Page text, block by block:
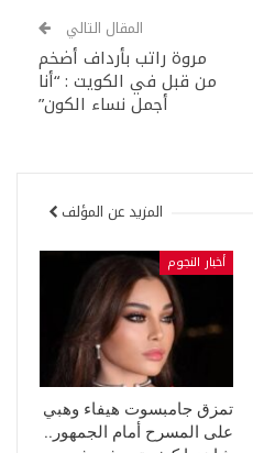
المقال التالي
مروة راتب بأرداف أضخم
من قبل في الكويت : “أنا
أجمل نساء الكون”
المزيد عن المؤلف
أخبار النجوم
تمزق جامبسوت هيفاء وهبي
على المسرح أمام الجمهور..